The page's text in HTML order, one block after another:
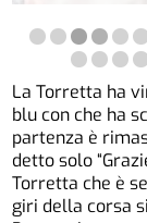
La Torretta ha
blu con che ha
partenza è
detto solo
Torretta che è
giri della corsa